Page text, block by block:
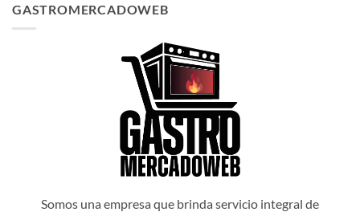
era:
GASTROMERCADOWEB
Somos una empresa que brinda servicio integral de